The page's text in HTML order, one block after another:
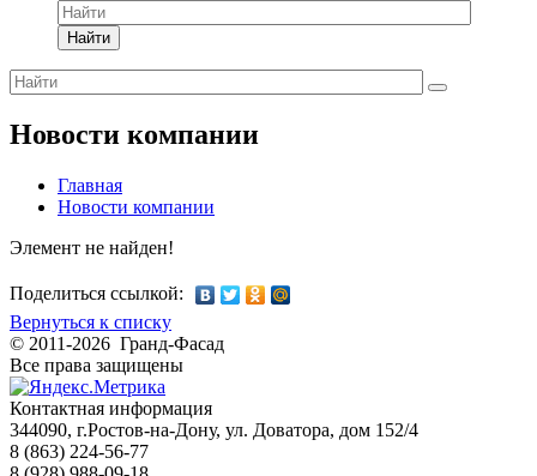
Найти
Новости компании
Главная
Новости компании
Элемент не найден!
Поделиться ссылкой:
Вернуться к списку
© 2011-2026 Гранд-Фасад
Все права защищены
Контактная информация
344090, г.Ростов-на-Дону, ул. Доватора, дом 152/4
8 (863) 224-56-77